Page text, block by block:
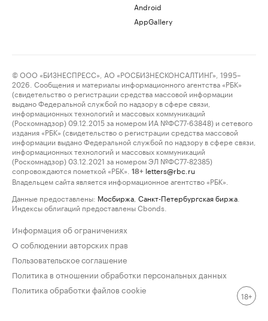
Android
AppGallery
© ООО «БИЗНЕСПРЕСС», АО «РОСБИЗНЕСКОНСАЛТИНГ», 1995–
2026. Сообщения и материалы информационного агентства «РБК»
(свидетельство о регистрации средства массовой информации
выдано Федеральной службой по надзору в сфере связи,
информационных технологий и массовых коммуникаций
(Роскомнадзор) 09.12.2015 за номером ИА №ФС77-63848) и сетевого
издания «РБК» (свидетельство о регистрации средства массовой
информации выдано Федеральной службой по надзору в сфере связи,
информационных технологий и массовых коммуникаций
(Роскомнадзор) 03.12.2021 за номером ЭЛ №ФС77-82385)
сопровождаются пометкой «РБК».
18+ letters@rbc.ru
Владельцем сайта является информационное агентство «РБК».
Данные предоставлены: Мосбиржа Санкт-Петербургская биржа
Индексы облигаций предоставлены Cbonds.
Информация об ограничениях
О соблюдении авторских прав
Пользовательское соглашение
Политика в отношении обработки персональных данных
Политика обработки файлов cookie
18+